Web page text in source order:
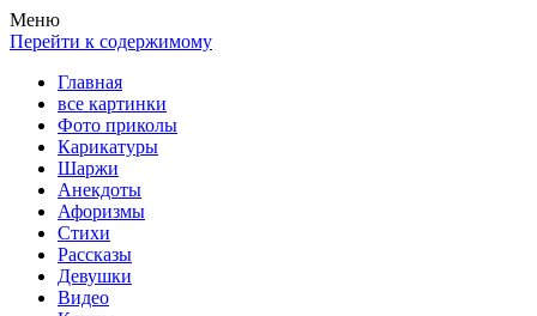
Весела хата — прикольные картинки, смешные истории,
клипы!
Покажем всем ваши фото приколы, карикатуры, шаржи, стихи,
рассказы, видео и песни!
Меню
Перейти к содержимому
Главная
все картинки
Фото приколы
Карикатуры
Шаржи
Анекдоты
Афоризмы
Стихи
Рассказы
Девушки
Видео